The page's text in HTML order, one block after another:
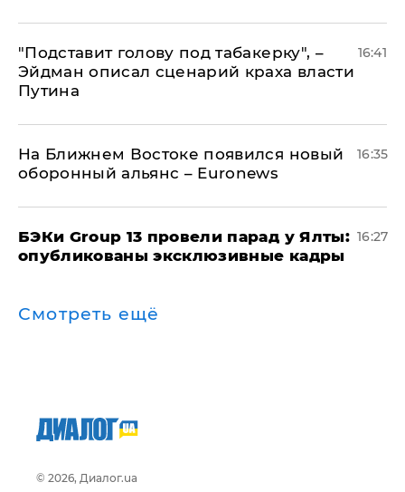
​"Подставит голову под табакерку", –
Эйдман описал сценарий краха власти
Путина
16:41
На Ближнем Востоке появился новый
оборонный альянс – Euronews
16:35
​БЭКи Group 13 провели парад у Ялты:
опубликованы эксклюзивные кадры
16:27
Смотреть ещё
© 2026, Диалог.ua